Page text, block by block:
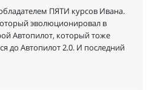
ПЯТИ курсов Ивана.
эволюционировал в
Автопилот, который тоже
до Автопилот 2.0. И последний